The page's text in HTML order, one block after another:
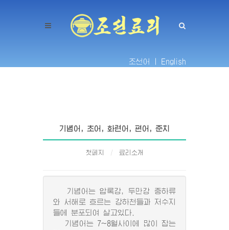
조선어 | English
기념어, 초어, 화련어, 편어, 준치
첫페지 료리소개
기념어는 압록강, 두만강 중하류
와 서해로 흐르는 강하천들과 저수지
들에 분포되여 살고있다.
기념어는 7~8월사이에 많이 잡는